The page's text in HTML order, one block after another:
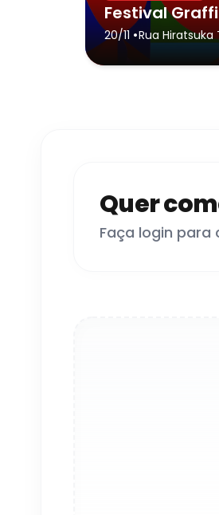
20/11 •Rua Hiratsuka
Quer
Faça login para